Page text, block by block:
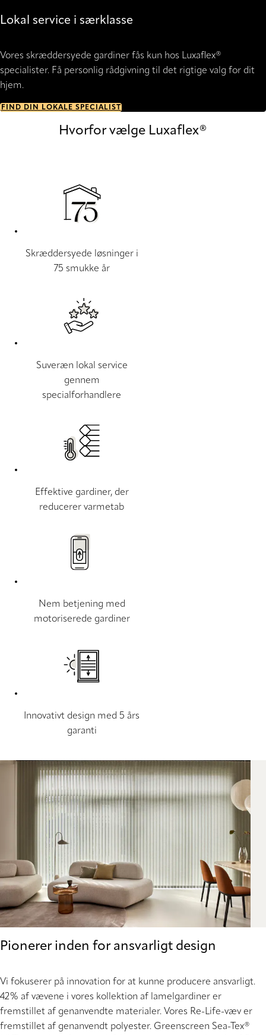
Lokal service i særklasse
Vores skræddersyede gardiner fås kun hos Luxaflex®
specialister. Få personlig rådgivning til det rigtige valg for dit
hjem.
FIND DIN LOKALE SPECIALIST
Hvorfor vælge Luxaflex®
Skræddersyede løsninger i
75 smukke år
Suveræn lokal service
gennem
specialforhandlere
Effektive gardiner, der
reducerer varmetab
Nem betjening med
motoriserede gardiner
Innovativt design med 5 års
garanti
Pionerer inden for ansvarligt design
Vi fokuserer på innovation for at kunne producere ansvarligt.
42% af vævene i vores kollektion af lamelgardiner er
fremstillet af genanvendte materialer. Vores Re-Life-væv er
fremstillet af genanvendt polyester. Greenscreen Sea-Tex®